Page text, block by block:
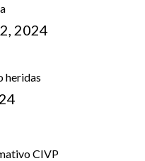
2024
heridas
CIVP